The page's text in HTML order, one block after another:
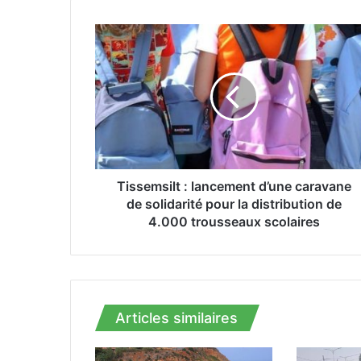
T
i
s
s
e
m
s
i
l
n
e
t
Tissemsilt : lancement d’une caravane
de solidarité pour la distribution de
4.000 trousseaux scolaires
Articles similaires